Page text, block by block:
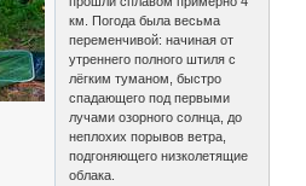
км. Погода была весьма
переменчивой: начиная от
утреннего полного штиля с
лёгким туманом, быстро
спадающего под первыми
лучами озорного солнца, до
неплохих порывов ветра,
подгоняющего низколетящие
облака.